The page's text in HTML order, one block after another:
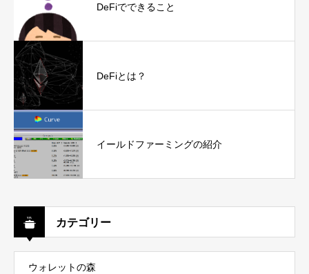
DeFiでできること
DeFiとは？
イールドファーミングの紹介
カテゴリー
ウォレットの森